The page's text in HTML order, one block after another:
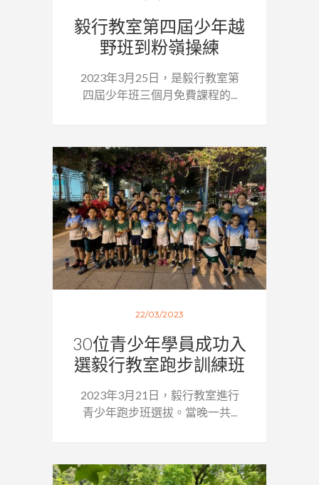
毅行教室第四屆少年越
野班到粉嶺操練
2023年3月25日，是毅行教室第
四屆少年班三個月免費課程的...
22/03/2023
30位青少年學員成功入
選毅行教室跑步訓練班
2023年3月21日，毅行教室進行
青少年跑步班選拔。當晚一共...